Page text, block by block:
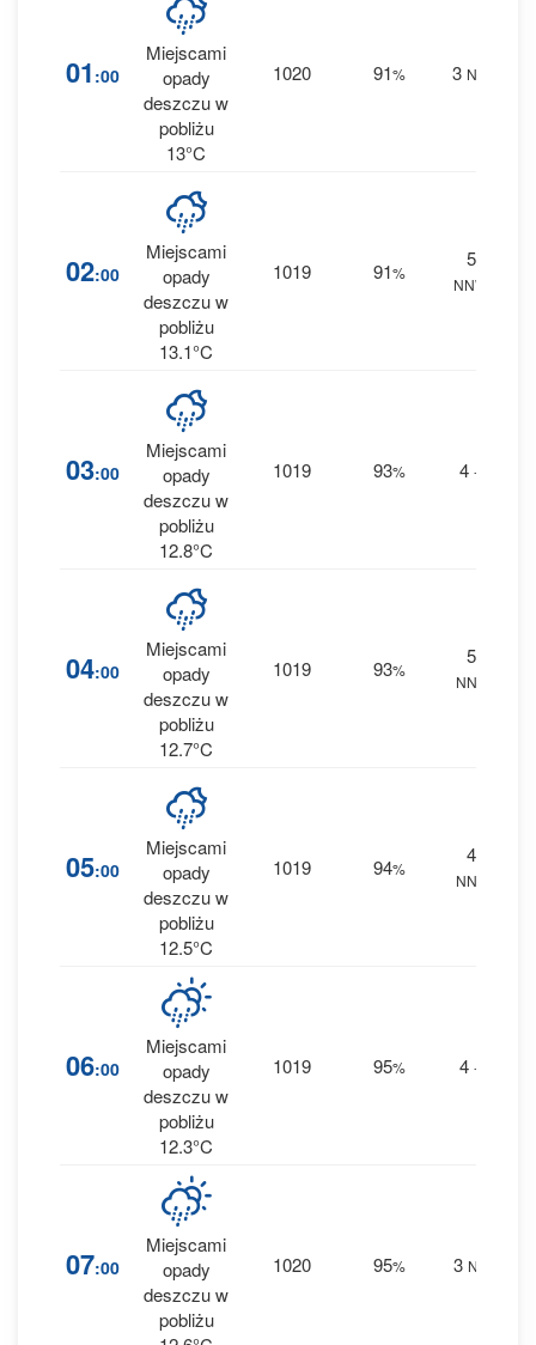
01 :00
Miejscami
opady
deszczu w
pobliżu
13°C
1020 91% 3 NW
02:00
Miejscami
opady
deszczu w
pobliżu
13.1°C
1019 91%
5
NNW
03:00
Miejscami
opady
deszczu w
pobliżu
12.8°C
1019 93% 4 --
04:00
Miejscami
opady
deszczu w
pobliżu
12.7°C
1019 93%
5
NNE
05:00
Miejscami
opady
deszczu w
pobliżu
12.5°C
1019 94%
4
NNE
06:00
Miejscami
opady
deszczu w
pobliżu
12.3°C
1019 95% 4 --
07:00
Miejscami
opady
deszczu w
pobliżu
1020 95% 3 NE